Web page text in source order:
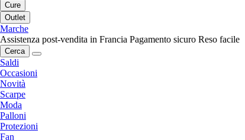
Cure
Outlet
Marche
Assistenza post-vendita in Francia Pagamento sicuro Reso facile
Cerca
Saldi
Occasioni
Novità
Scarpe
Moda
Palloni
Protezioni
Fan